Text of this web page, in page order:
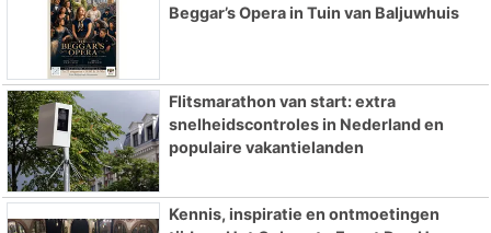
Beggar’s Opera in Tuin van Baljuwhuis
Flitsmarathon van start: extra
snelheidscontroles in Nederland en
populaire vakantielanden
Kennis, inspiratie en ontmoetingen